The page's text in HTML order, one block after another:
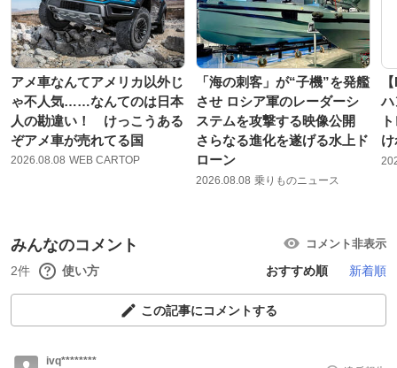
アメ車なんてアメリカ以外じ
ゃ不人気……なんてのは日本
人の勘違い！ けっこうある
ぞアメ車が売れてる国
2026.08.08 WEB CARTOP
「海の刺客」が“子機”を発艦
させ ロシア軍のレーダーシ
ステムを攻撃する映像公開
さらなる進化を遂げる水上ド
ローン
2026.08.08 乗りものニュース
ハ
みんなのコメント コメント非表示
2件 使い方 おすすめ順 新着順
この記事にコメントする
ivq********